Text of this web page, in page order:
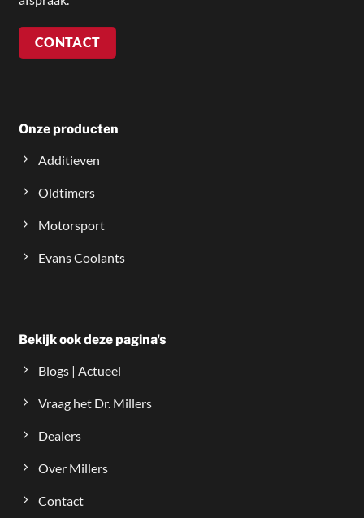
CONTACT
Onze producten
Additieven
Oldtimers
Motorsport
Evans Coolants
Bekijk ook deze pagina's
Blogs | Actueel
Vraag het Dr. Millers
Dealers
Over Millers
Contact